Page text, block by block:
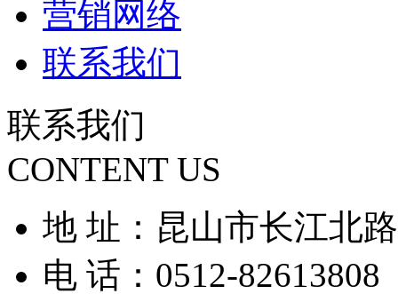
营销网络
联系我们
联系我们
CONTENT US
地 址：昆山市长江北
电 话：0512-82613808